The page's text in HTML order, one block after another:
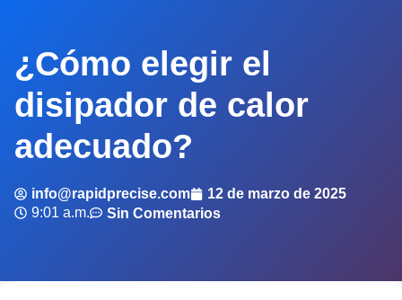
¿Cómo elegir el
disipador de calor
adecuado?
info@rapidprecise.com
12 de marzo de 2025
9:01 a.m.
Sin Comentarios